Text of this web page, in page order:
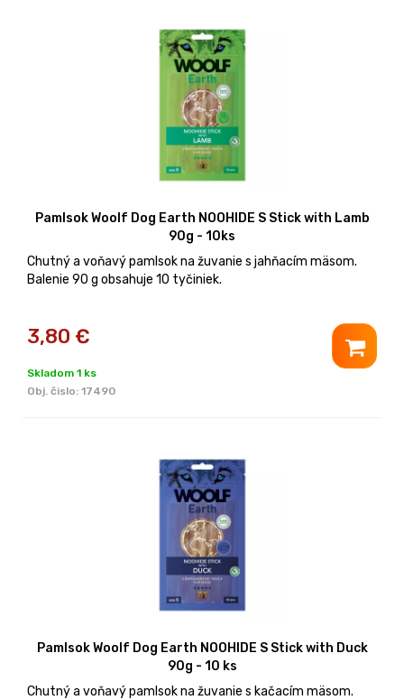
Pamlsok Woolf Dog Earth NOOHIDE S Stick with Lamb
90g - 10ks
Chutný a voňavý pamlsok na žuvanie s jahňacím mäsom.
Balenie 90 g obsahuje 10 tyčiniek.
3,80 €
Skladom 1 ks
Obj. čislo: 17490
Pamlsok Woolf Dog Earth NOOHIDE S Stick with Duck
90g - 10 ks
Chutný a voňavý pamlsok na žuvanie s kačacím mäsom.